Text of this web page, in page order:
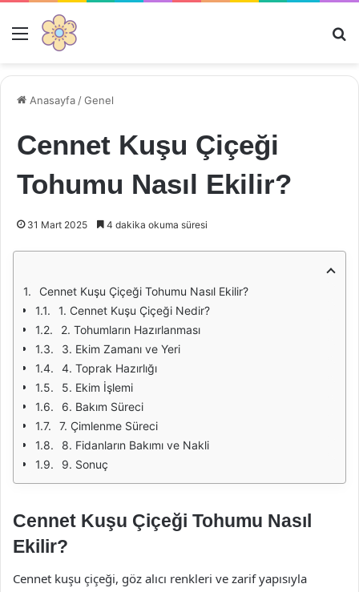
Menü
Anasayfa /Genel
Cennet Kuşu Çiçeği
Tohumu Nasıl Ekilir?
31 Mart 2025 4 dakika okuma süresi
Cennet Kuşu Çiçeği Tohumu Nasıl Ekilir?
1. Cennet Kuşu Çiçeği Nedir?
2. Tohumların Hazırlanması
3. Ekim Zamanı ve Yeri
4. Toprak Hazırlığı
5. Ekim İşlemi
6. Bakım Süreci
7. Çimlenme Süreci
8. Fidanların Bakımı ve Nakli
9. Sonuç
Cennet Kuşu Çiçeği Tohumu Nasıl
Ekilir?
Cennet kuşu çiçeği, göz alıcı renkleri ve zarif yapısıyla